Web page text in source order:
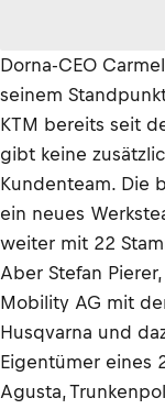
Dorna-CEO
seinem
KTM bereits seit
gibt keine
Kundenteam. Die
ein neues
weiter mit 22
Aber Stefan
Mobility AG mit
Husqvarna und
Eigentümer eines
Agusta,